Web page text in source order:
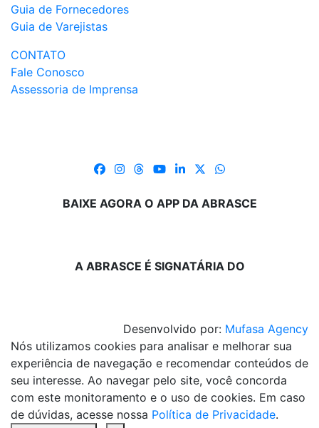
Guia de Fornecedores
Guia de Varejistas
CONTATO
Fale Conosco
Assessoria de Imprensa
BAIXE AGORA O APP DA ABRASCE
A ABRASCE É SIGNATÁRIA DO
Desenvolvido por: Mufasa Agency
Nós utilizamos cookies para analisar e melhorar sua
experiência de navegação e recomendar conteúdos de
seu interesse. Ao navegar pelo site, você concorda
com este monitoramento e o uso de cookies. Em caso
de dúvidas, acesse nossa Política de Privacidade.